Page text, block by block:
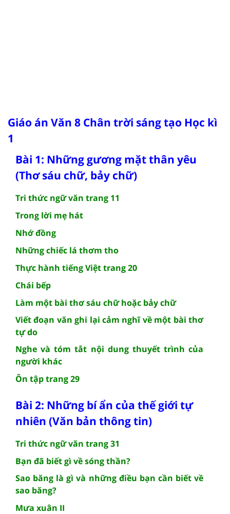
Giáo án Văn 8 Chân trời sáng tạo Học kì
1
Bài 1: Những gương mặt thân yêu
(Thơ sáu chữ, bảy chữ)
Tri thức ngữ văn trang 11
Trong lời mẹ hát
Nhớ đồng
Những chiếc lá thơm tho
Thực hành tiếng Việt trang 20
Chái bếp
Làm một bài thơ sáu chữ hoặc bảy chữ
Viết đoạn văn ghi lại cảm nghĩ về một bài thơ
tự do
Nghe và tóm tắt nội dung thuyết trình của
người khác
Ôn tập trang 29
Bài 2: Những bí ẩn của thế giới tự
nhiên (Văn bản thông tin)
Tri thức ngữ văn trang 31
Bạn đã biết gì về sóng thần?
Sao băng là gì và những điều bạn cần biết về
sao băng?
Mưa xuân II